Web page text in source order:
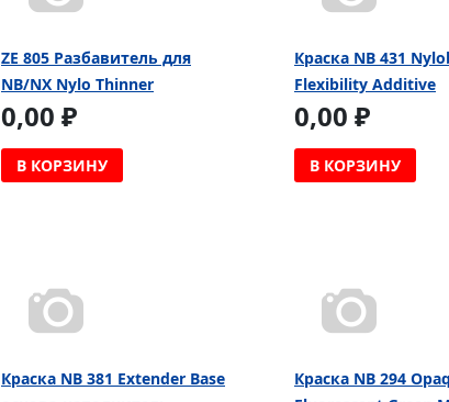
ZE 805 Разбавитель для
NB/NX Nylo Thinner
0,00 ₽
В КОРЗИНУ
Краска NB 431
Flexibility Additive
0,00 ₽
В КОРЗИНУ
Краска NB 381 Extender Base
Краска NB 294